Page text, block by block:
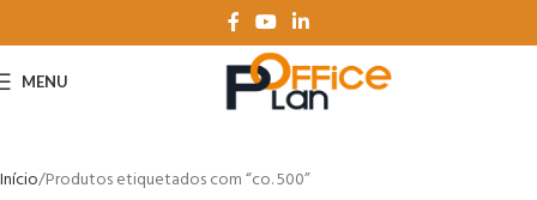
MENU
Início Produtos etiquetados com “co. 500”